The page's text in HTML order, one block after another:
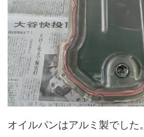
オイルパンはアルミ製でした。